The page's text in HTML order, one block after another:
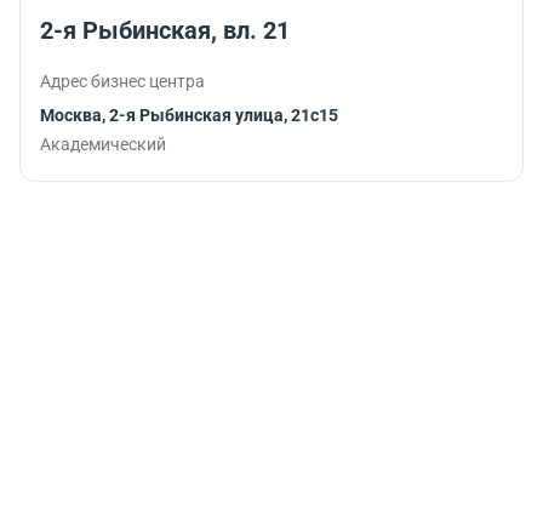
2-я Рыбинская, вл. 21
Адрес бизнес центра
Москва, 2-я Рыбинская улица, 21с15
Академический